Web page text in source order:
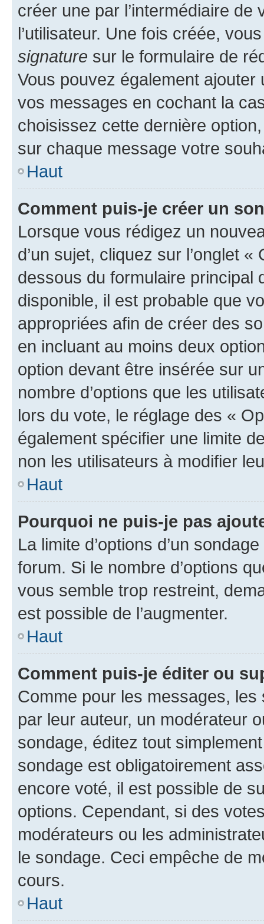
créer une par l’intermédiaire
l’utilisateur. Une fois créée,
signature sur le formulaire de
Vous pouvez également
vos messages en cochant la
choisissez cette dernière
sur chaque message votre
Haut
Comment puis-je créer un
Lorsque vous rédigez un
d’un sujet, cliquez sur l’onglet
dessous du formulaire principal
disponible, il est probable que
appropriées afin de créer des
en incluant au moins deux
option devant être insérée sur
nombre d’options que les
lors du vote, le réglage des «
également spécifier une limite
non les utilisateurs à modifier
Haut
Pourquoi ne puis-je pas
La limite d’options d’un
forum. Si le nombre d’options
vous semble trop restreint,
est possible de l’augmenter.
Haut
Comment puis-je éditer ou
Comme pour les messages,
par leur auteur, un modérateur
sondage, éditez tout
sondage est obligatoirement
encore voté, il est possible de
options. Cependant, si des
modérateurs ou les
le sondage. Ceci empêche de
cours.
Haut